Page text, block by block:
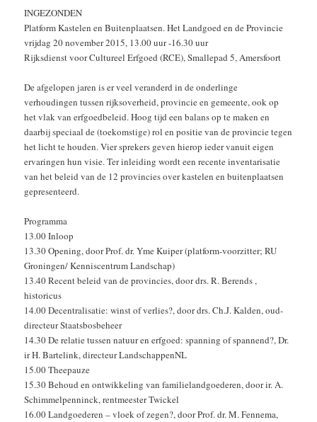
INGEZONDEN
Platform Kastelen en Buitenplaatsen. Het Landgoed en de Provincie
vrijdag 20 november 2015, 13.00 uur -16.30 uur
Rijksdienst voor Cultureel Erfgoed (RCE), Smallepad 5, Amersfoort
De afgelopen jaren is er veel veranderd in de onderlinge
verhoudingen tussen rijksoverheid, provincie en gemeente, ook op
het vlak van erfgoedbeleid. Hoog tijd een balans op te maken en
daarbij speciaal de (toekomstige) rol en positie van de provincie tegen
het licht te houden. Vier sprekers geven hierop ieder vanuit eigen
ervaringen hun visie. Ter inleiding wordt een recente inventarisatie
van het beleid van de 12 provincies over kastelen en buitenplaatsen
gepresenteerd.
Programma
13.00 Inloop
13.30 Opening, door Prof. dr. Yme Kuiper (platform-voorzitter; RU
Groningen/ Kenniscentrum Landschap)
13.40 Recent beleid van de provincies, door drs. R. Berends ,
historicus
14.00 Decentralisatie: winst of verlies?, door drs. Ch.J. Kalden, oud-
directeur Staatsbosbeheer
14.30 De relatie tussen natuur en erfgoed: spanning of spannend?, Dr.
ir H. Bartelink, directeur LandschappenNL
15.00 Theepauze
15.30 Behoud en ontwikkeling van familielandgoederen, door ir. A.
Schimmelpenninck, rentmeester Twickel
16.00 Landgoederen – vloek of zegen?, door Prof. dr. M. Fennema,